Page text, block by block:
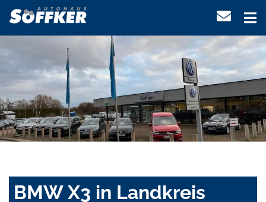
BMW X3 in Landkreis